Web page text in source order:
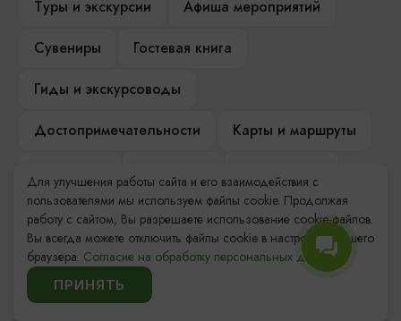
Туры и экскурсии
Афиша мероприятий
Сувениры
Гостевая книга
Гиды и экскурсоводы
Достопримечательности
Карты и маршруты
Компас Балтийской кухни
Настоящий Калининградец
Музеи
Для улучшения работы сайта и его взаимодействия с
пользователями мы используем файлы cookie. Продолжая
работу с сайтом, Вы разрешаете использование cookie-файлов.
Вы всегда можете отключить файлы cookie в настройках Вашего
браузера. Согласие на обработку персональных данных.
ПРИНЯТЬ